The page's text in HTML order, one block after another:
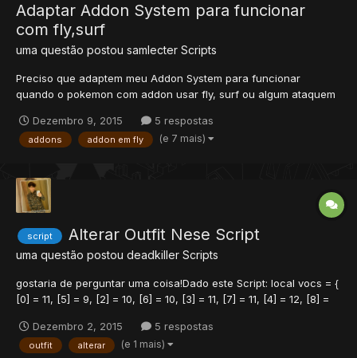
Adaptar Addon System para funcionar
com fly,surf
uma questão postou samlecter Scripts
Preciso que adaptem meu Addon System para funcionar
quando o pokemon com addon usar fly, surf ou algum ataquem
helix etc... Preciso que me ajudem, coloquei um Addon System
no meu Poketibia, já coloquei varios addons e itens para us...
Dezembro 9, 2015 5 respostas
addons addon em fly (e 7 mais)
script Alterar Outfit Nese Script
uma questão postou deadkiller Scripts
gostaria de perguntar uma coisa!Dado este Script: local vocs = {
[0] = 11, [5] = 9, [2] = 10, [6] = 10, [3] = 11, [7] = 11, [4] = 12, [8] =
getPlayerStorageValue(cid, 1992) == 1 then return
doCreatureSay(cid, "...
Dezembro 2, 2015 5 respostas
outfit alterar (e 1 mais)